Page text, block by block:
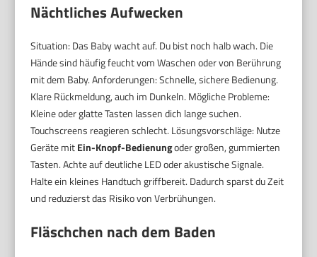
Nächtliches Aufwecken
Situation: Das Baby wacht auf. Du bist noch halb wach. Die
Hände sind häufig feucht vom Waschen oder von Berührung
mit dem Baby. Anforderungen: Schnelle, sichere Bedienung.
Klare Rückmeldung, auch im Dunkeln. Mögliche Probleme:
Kleine oder glatte Tasten lassen dich lange suchen.
Touchscreens reagieren schlecht. Lösungsvorschläge: Nutze
Geräte mitEin-Knopf-Bedienungoder großen, gummierten
Tasten. Achte auf deutliche LED oder akustische Signale.
Halte ein kleines Handtuch griffbereit. Dadurch sparst du Zeit
und reduzierst das Risiko von Verbrühungen.
Fläschchen nach dem Baden